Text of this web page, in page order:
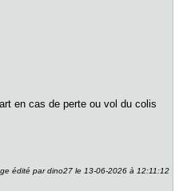
en cas de perte ou vol du colis
édité par dino27 le 13-06-2026 à 12:11:12